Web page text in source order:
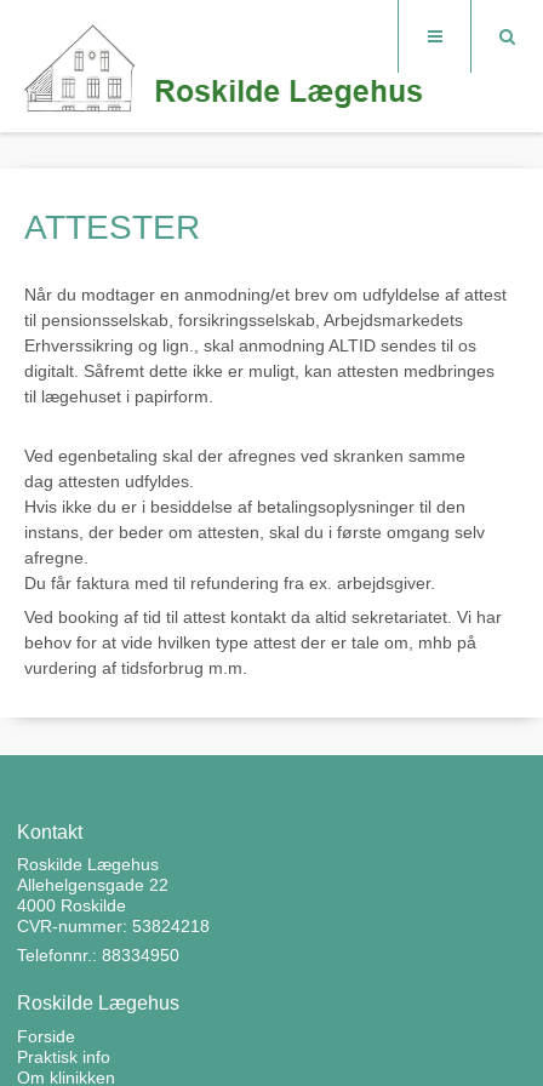
ATTESTER
Når du modtager en anmodning/et brev om udfyldelse af attest
til pensionsselskab, forsikringsselskab, Arbejdsmarkedets
Erhverssikring og lign., skal anmodning ALTID sendes til os
digitalt. Såfremt dette ikke er muligt, kan attesten medbringes
til lægehuset i papirform.
Ved egenbetaling skal der afregnes ved skranken samme
dag attesten udfyldes.
Hvis ikke du er i besiddelse af betalingsoplysninger til den
instans, der beder om attesten, skal du i første omgang selv
afregne.
Du får faktura med til refundering fra ex. arbejdsgiver.
Ved booking af tid til attest kontakt da altid sekretariatet. Vi har
behov for at vide hvilken type attest der er tale om, mhb på
vurdering af tidsforbrug m.m.
Kontakt
Roskilde Lægehus
Allehelgensgade 22
4000 Roskilde
CVR-nummer: 53824218
Telefonnr.: 88334950
Roskilde Lægehus
Forside
Praktisk info
Om klinikken